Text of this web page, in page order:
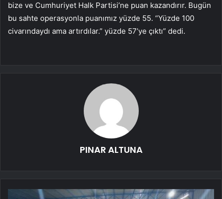
bize ve Cumhuriyet Halk Partisi’ne puan kazandırır. Bugün
bu sahte operasyonla puanımız yüzde 55. “Yüzde 100
civarındaydı ama artırdılar.” yüzde 57’ye çıktı” dedi.
PINAR ALTUNA